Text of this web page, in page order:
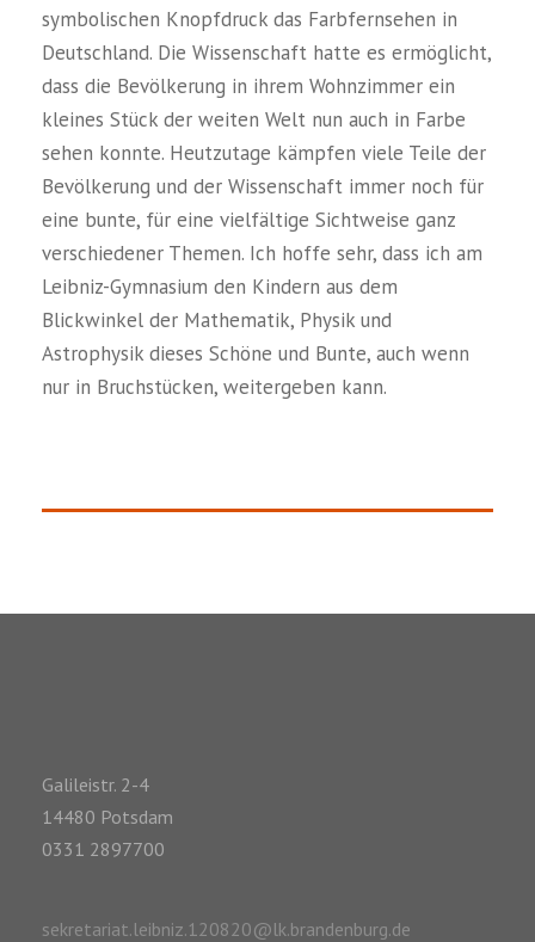
symbolischen Knopfdruck das Farbfernsehen in
Deutschland. Die Wissenschaft hatte es ermöglicht,
dass die Bevölkerung in ihrem Wohnzimmer ein
kleines Stück der weiten Welt nun auch in Farbe
sehen konnte. Heutzutage kämpfen viele Teile der
Bevölkerung und der Wissenschaft immer noch für
eine bunte, für eine vielfältige Sichtweise ganz
verschiedener Themen. Ich hoffe sehr, dass ich am
Leibniz-Gymnasium den Kindern aus dem
Blickwinkel der Mathematik, Physik und
Astrophysik dieses Schöne und Bunte, auch wenn
nur in Bruchstücken, weitergeben kann.
Galileistr. 2-4
14480 Potsdam
0331 2897700
sekretariat.leibniz.120820@lk.brandenburg.de